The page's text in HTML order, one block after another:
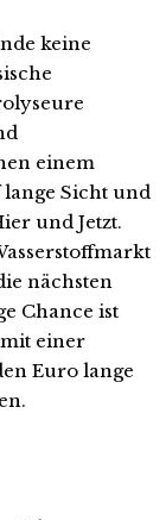
keine
einem
Sicht und
und Jetzt.
nächsten
Chance ist
einer
Euro lange